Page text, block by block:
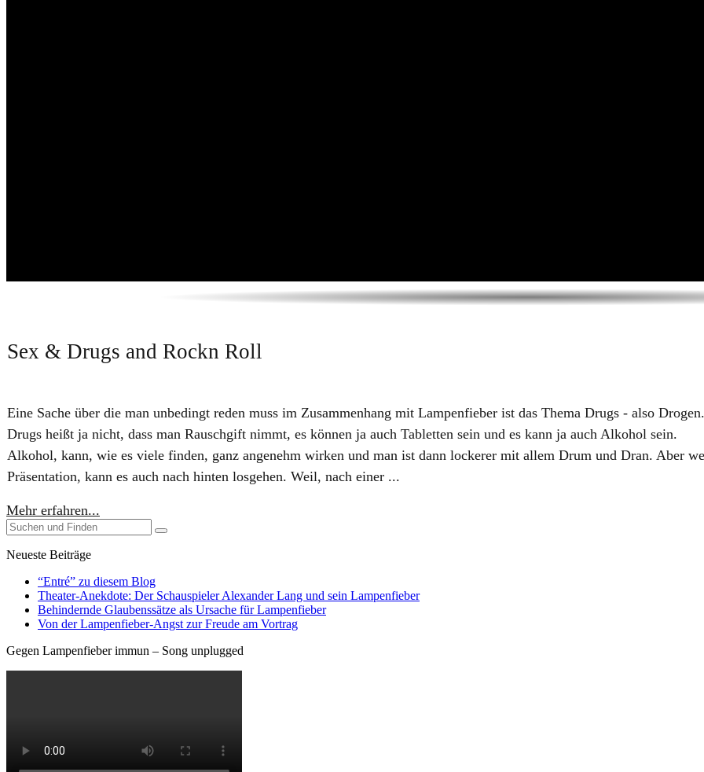
​​Sex & Drugs and Rockn Roll
Eine Sache über die man unbedingt reden muss im Zusammenhang mit Lampenfieber ist das Thema ​Drugs - also Drogen.
Drugs heißt ja nicht, dass man Rauschgift nimmt, es können ja auch Tabletten sein und es kann ja auch Alkohol sein.
Alkohol, kann, wie es viele finden, ganz angenehm wirken und man ist dann lockerer mit allem Drum und Dran. Aber
Präsentation, kann es auch nach hinten losgehen. Weil, nach einer ...
Mehr erfahren...
Neueste Beiträge
“Entré” zu diesem Blog
Theater-Anekdote: Der Schauspieler Alexander Lang und sein Lampenfieber
Behindernde Glaubenssätze als Ursache für Lampenfieber
​Von der Lampenfieber-Angst zur Freude am Vortrag
Gegen Lampenfieber immun – Song unplugged